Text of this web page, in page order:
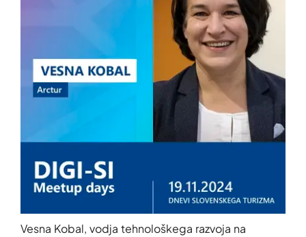
Vesna Kobal, vodja tehnološkega razvoja na